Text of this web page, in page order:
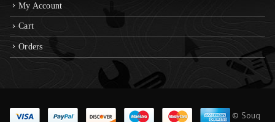
My Account
Cart
Orders
© Souq